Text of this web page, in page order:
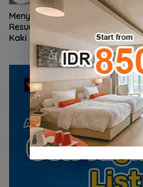
Menyusuri Pesona Air Terjun
Resun Daik, Oase Alam di
Kaki Gunung Sepincan Lingga